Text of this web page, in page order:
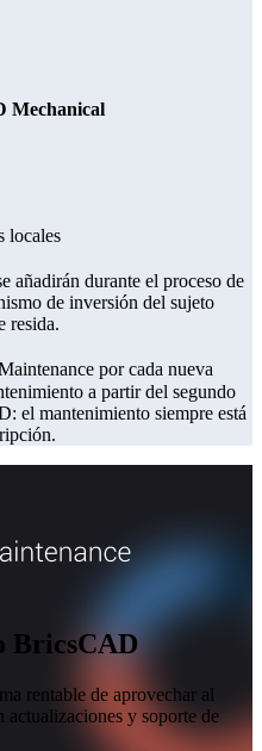
Mechanical
locales
añadirán durante el proceso de
de inversión del sujeto
resida.
por cada nueva
a partir del segundo
el mantenimiento siempre está
BricsCAD
rentable de aprovechar al
actualizaciones y soporte de